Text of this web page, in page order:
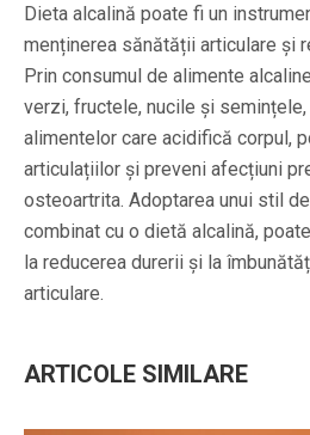
Dieta alcalină poate fi un
menținerea sănătății articulare și
Prin consumul de alimente
verzi, fructele, nucile și
alimentelor care acidifică corpul,
articulațiilor și preveni afecțiuni
osteoartrita. Adoptarea unui stil
combinat cu o dietă alcalină,
la reducerea durerii și la
articulare.
ARTICOLE SIMILARE